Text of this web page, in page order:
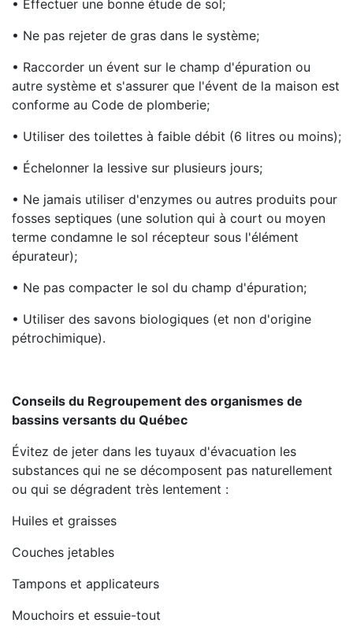
• Effectuer une bonne étude de sol;
• Ne pas rejeter de gras dans le système;
• Raccorder un évent sur le champ d'épuration ou
autre système et s'assurer que l'évent de la maison est
conforme au Code de plomberie;
• Utiliser des toilettes à faible débit (6 litres ou moins);
• Échelonner la lessive sur plusieurs jours;
• Ne jamais utiliser d'enzymes ou autres produits pour
fosses septiques (une solution qui à court ou moyen
terme condamne le sol récepteur sous l'élément
épurateur);
• Ne pas compacter le sol du champ d'épuration;
• Utiliser des savons biologiques (et non d'origine
pétrochimique).
Conseils du Regroupement des organismes de
bassins versants du Québec
Évitez de jeter dans les tuyaux d'évacuation les
substances qui ne se décomposent pas naturellement
ou qui se dégradent très lentement :
Huiles et graisses
Couches jetables
Tampons et applicateurs
Mouchoirs et essuie-tout